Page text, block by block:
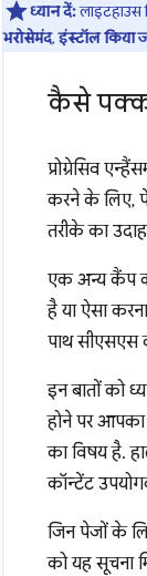
ध्यान दें:
भरोसेमंद,इंस्टॉल किया
कैसे
प्रोग्रेसिव
करने के लिए,
तरीके का
एक अन्य कैंप
है या ऐसा
पाथ सीएसएस
इन बातों को
होने पर
का विषय है.
कॉन्टेंट
जिन पेजों के
को यह सूचना